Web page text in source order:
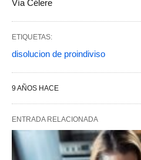
Vía Célere
ETIQUETAS:
disolucion de proindiviso
9 AÑOS HACE
ENTRADA RELACIONADA